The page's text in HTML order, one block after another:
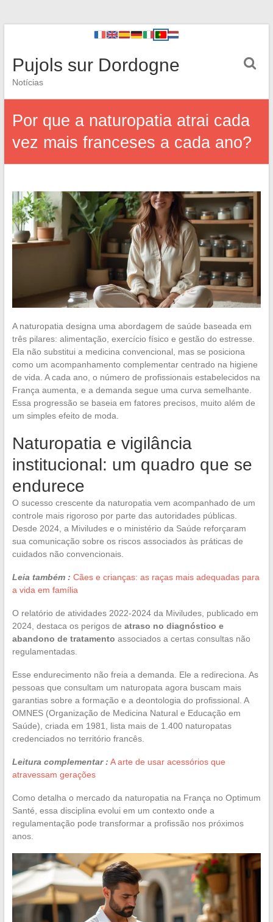
Pujols sur Dordogne
Notícias
Por que a naturopatia atrai cada
vez mais franceses a cada ano?
A naturopatia designa uma abordagem de saúde baseada em
três pilares: alimentação, exercício físico e gestão do estresse.
Ela não substitui a medicina convencional, mas se posiciona
como um acompanhamento complementar centrado na higiene
de vida. A cada ano, o número de profissionais estabelecidos na
França aumenta, e a demanda segue uma curva semelhante.
Essa progressão se baseia em fatores precisos, muito além de
um simples efeito de moda.
Naturopatia e vigilância
institucional: um quadro que se
endurece
O sucesso crescente da naturopatia vem acompanhado de um
controle mais rigoroso por parte das autoridades públicas.
Desde 2024, a Miviludes e o ministério da Saúde reforçaram
sua comunicação sobre os riscos associados às práticas de
cuidados não convencionais.
Leia também : Cães e crianças: as raças mais adequadas para
a vida em família
O relatório de atividades 2022-2024 da Miviludes, publicado em
2024, destaca os perigos de atraso no diagnóstico e
abandono de tratamento associados a certas consultas não
regulamentadas.
Esse endurecimento não freia a demanda. Ele a redireciona. As
pessoas que consultam um naturopata agora buscam mais
garantias sobre a formação e a deontologia do profissional. A
OMNES (Organização de Medicina Natural e Educação em
Saúde), criada em 1981, lista mais de 1.400 naturopatas
credenciados no território francês.
Leitura complementar : A arte de usar acessórios que
atravessam gerações
Como detalha o mercado da naturopatia na França no Optimum
Santé, essa disciplina evolui em um contexto onde a
regulamentação pode transformar a profissão nos próximos
anos.